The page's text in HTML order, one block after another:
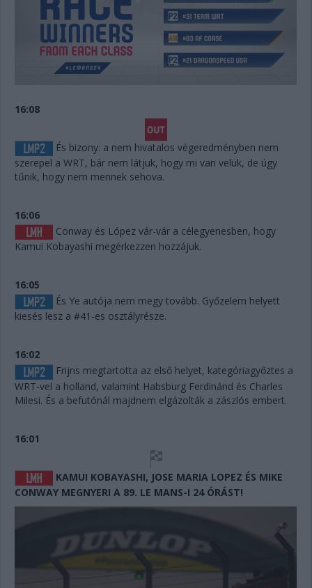
16:08
És bizony: a nem hivatalos végeredményben nem
szerepel a WRT, bár nem látjuk, hogy mi van velük, de úgy
tűnik, hogy nem mennek sehova.
16:06
Conway és López vár-vár a célegyenesben, hogy
Kamui Kobayashi megérkezzen hozzájuk.
16:05
És Ye autója nem megy tovább. Győzelem helyett
kiesés lesz a #41-es osztályrésze.
16:02
Frijns megtartotta az első helyet, kategóriagyőztes a
WRT-vel a holland, valamint Habsburg Ferdinánd és Charles
Milesi. És a befutónál majdnem elgázolták a zászlós embert.
16:01
KAMUI KOBAYASHI, JOSE MARIA LOPEZ ÉS MIKE
CONWAY MEGNYERI A 89. LE MANS-I 24 ÓRÁST!